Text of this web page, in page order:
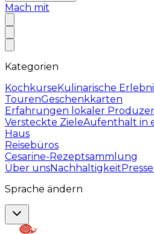
Mach mit
Kategorien
KochkurseKulinarische
TourenGeschenkkarten
Erfahrungen lokaler
Versteckte ZieleAufenthalt in
Haus
Reisebüros
Cesarine-Rezeptsammlung
Über unsNachhaltigkeit
Sprache ändern